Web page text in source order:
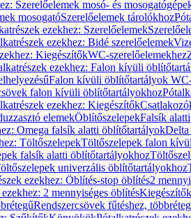
Szerelőelemek mosó- és
mosogatóSzerelőelemek tárolókhoz
ezekhez: Szerelőelemek
ezekhez: Bidé szerelőelemek
KiegészítőkWC-szerelőelemekhez
ezekhez: Falon kívüli
Falon kívüli öblítőtartályok
falon kívüli öblítőtartályokhoz
ezekhez: Kiegészítők
elemekÖblítőszelepekFalsík
Omega falsík alatti öblítőtartályok
TöltőszelepekTöltőszelepek falon
falsík alatti öblítőtartályokhoz
univerzális öblítőtartályokhoz
ezekhez: Öblítés-stop öblítés2
2 mennyiséges öblítésKiegészítők
Rendszercsövek fűtéshez,